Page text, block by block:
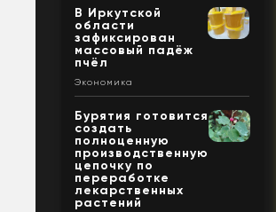
В Иркутской
области
зафиксирован
массовый падёж
пчёл
Экономика
Бурятия готовится
создать
полноценную
производственную
цепочку по
переработке
лекарственных
растений